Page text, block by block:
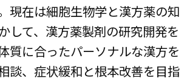
現在は細胞生物学と漢方薬の知
して、漢方薬製剤の研究開発を
質に合ったパーソナルな漢方を
談、症状緩和と根本改善を目指